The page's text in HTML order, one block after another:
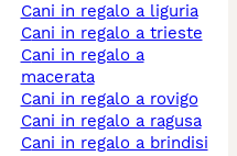
cani in regalo a liguria
cani in regalo a trieste
cani in regalo a
macerata
cani in regalo a rovigo
cani in regalo a ragusa
cani in regalo a brindisi